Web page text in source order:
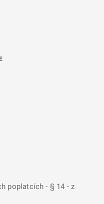
poplatcích - § 14 - z